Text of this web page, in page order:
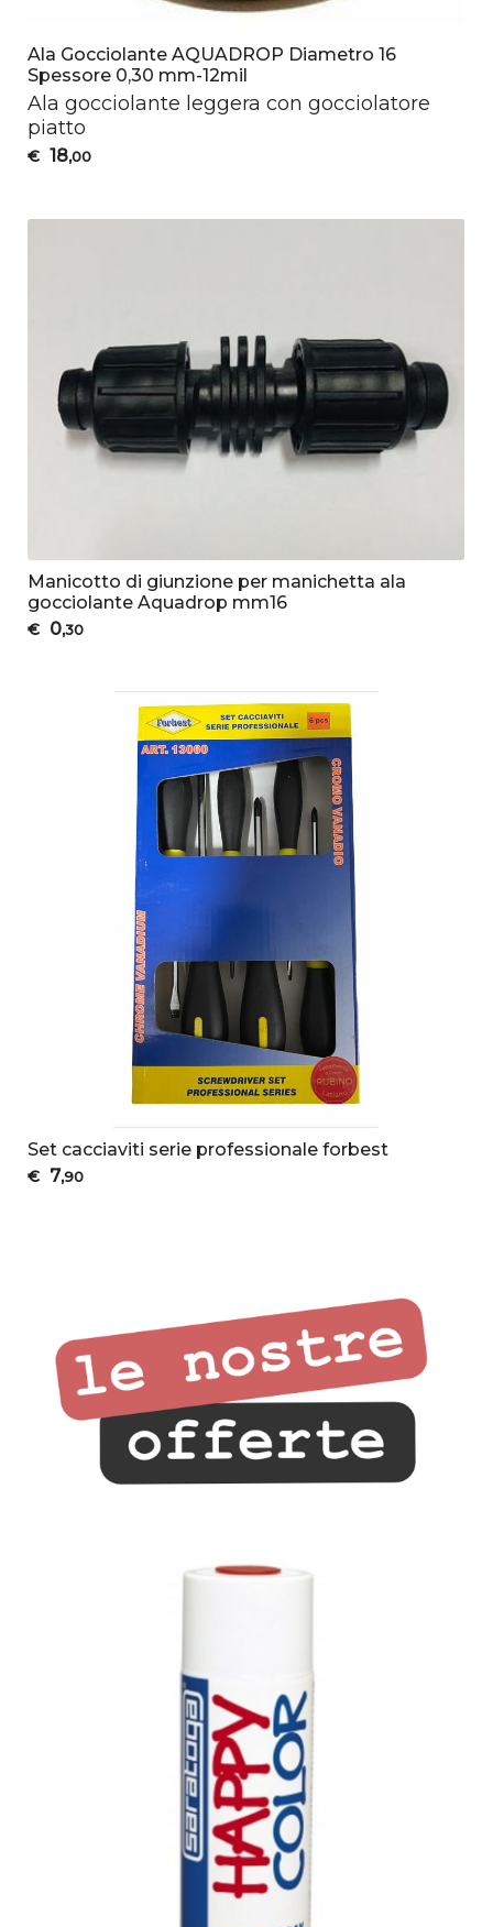
Ala Gocciolante AQUADROP Diametro 16
Spessore 0,30 mm-12mil
Ala gocciolante leggera con gocciolatore
piatto
€ 18,00
Manicotto di giunzione per manichetta ala
gocciolante Aquadrop mm16
€ 0,30
Set cacciaviti serie professionale forbest
€ 7,90